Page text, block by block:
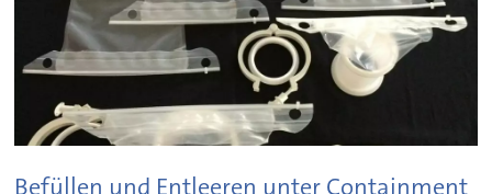
Befüllen und Entleeren unter Containment